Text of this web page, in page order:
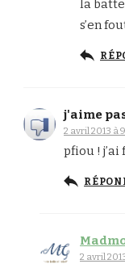
la
s’en
j'aime
2 avril 2013 à
pfiou !
2 avril